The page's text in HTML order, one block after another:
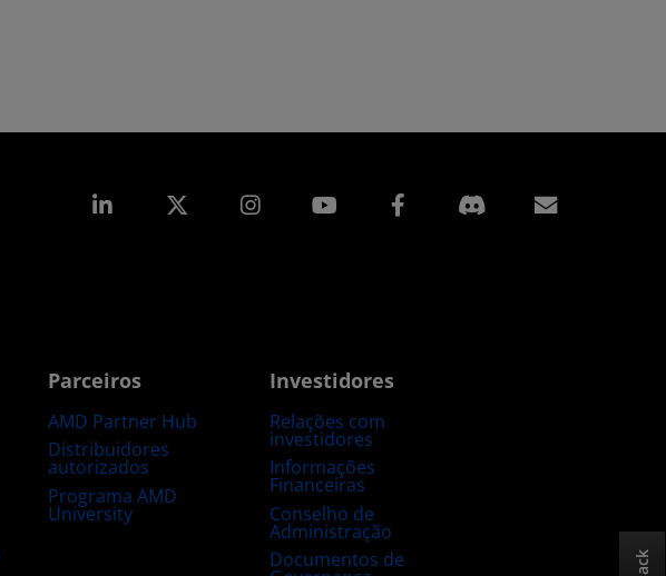
Linkedin Instagram Facebook
Parceiros
AMD Partner Hub
Distribuidores
autorizados
Programa AMD
University
Investidores
Relações com
investidores
Informações
Financeiras
Conselho de
Administração
Documentos de